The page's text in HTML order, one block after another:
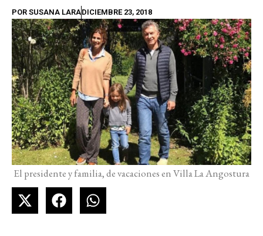
POR SUSANA LARADICIEMBRE 23, 2018
El presidente y familia, de vacaciones en Villa La Angostura